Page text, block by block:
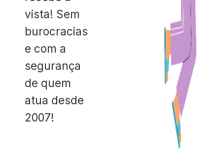
vista! Sem
burocracias
e com a
segurança
de quem
atua desde
2007!